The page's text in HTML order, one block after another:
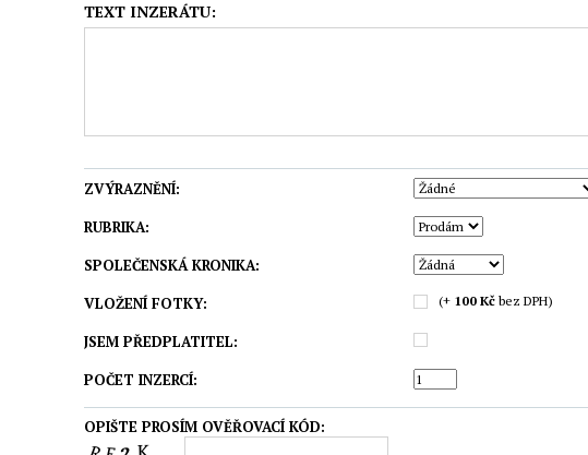
TEXT INZERÁTU:
ZVÝRAZNĚNÍ:
RUBRIKA:
SPOLEČENSKÁ KRONIKA:
VLOŽENÍ FOTKY:
(+ 100 Kč bez DPH)
JSEM PŘEDPLATITEL:
POČET INZERCÍ:
OPIŠTE PROSÍM OVĚŘOVACÍ KÓD: